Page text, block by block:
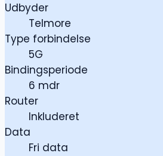
Udbyder
Telmore
Type forbindelse
5G
Bindingsperiode
6 mdr
Router
Inkluderet
Data
Fri data